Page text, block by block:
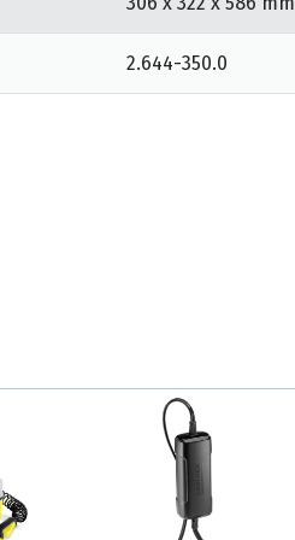
2.644-350.0